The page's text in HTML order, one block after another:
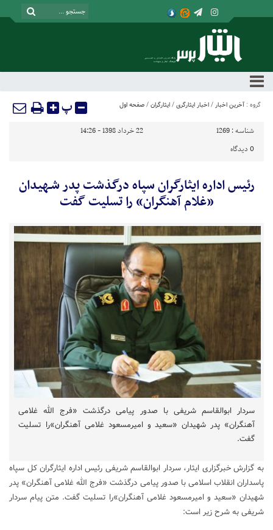
گروه : آخرین اخبار / اخبار ایثارگری / ایثارگران / صفحه اول پ
شناسه : 1269
22 خرداد 1398 - 14:26
0 دیدگاه
رئیس اداره ایثارگران سپاه درگذشت پدر شـهیدان
«غلام آهنگران» را تسلیت گفت
سردار ابوالقاسم شریفی با صدور پیامی درگذشت «فرج الله غلامی
آهنگران» پدر شهیدان «سعید و امیرمسعود غلامی آهنگران»را تسلیت
گفت.
به گزارش خبرگزاری ایثار، سردار ابوالقاسم شریفی رئیس اداره ایثارگران کل سپاه
پاسداران انقلاب اسلامی با صدور پیامی درگذشت «فرج الله غلامی آهنگران» پدر
شهیدان «سعید و امیرمسعود غلامی آهنگران»را تسلیت گفت. متن پیام سردار
شریفی به شرح زیر است: